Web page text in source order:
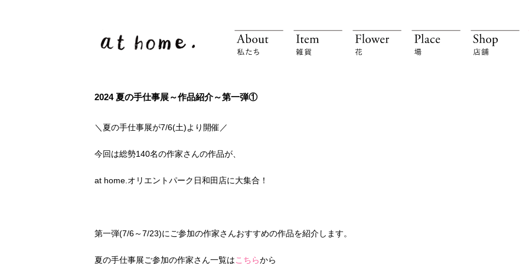
2024 夏の手仕事展～作品紹介～第一弾①
＼夏の手仕事展が7/6(土)より開催／
今回は総勢140名の作家さんの作品が、
at home.オリエントパーク日和田店に大集合！
第一弾(7/6～7/23)にご参加の作家さんおすすめの作品を紹介します。
夏の手仕事展ご参加の作家さん一覧はこちらから